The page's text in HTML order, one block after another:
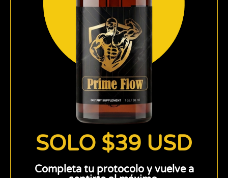
SOLO $39 USD
Completa tu protocolo y vuelve a